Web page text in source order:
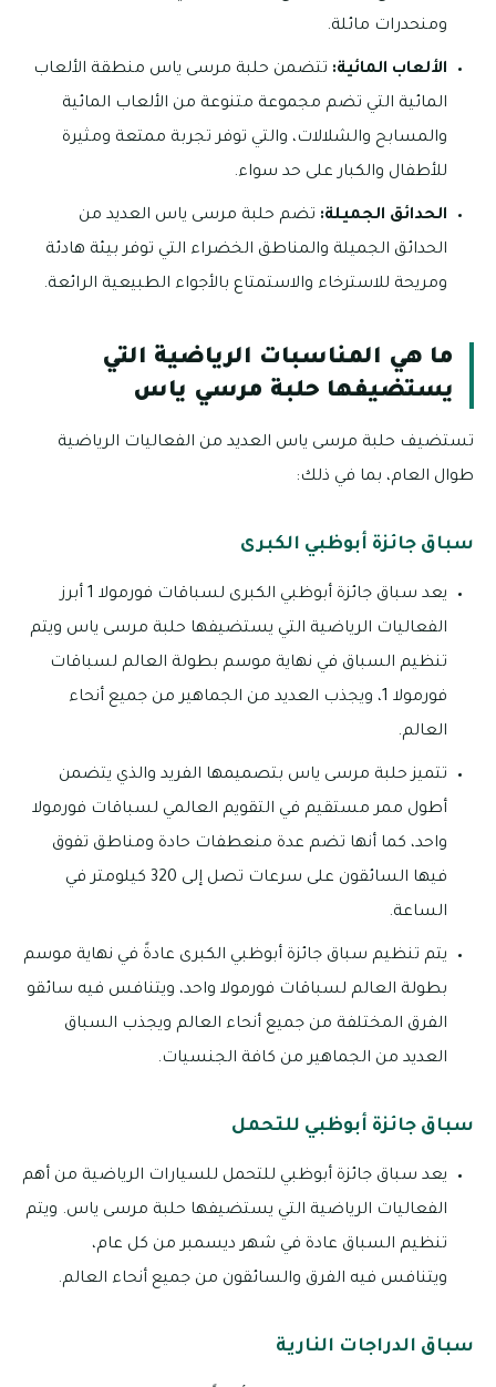
ومنحدرات مائلة.
الألعاب المائية: تتضمن حلبة مرسى ياس منطقة الألعاب
المائية التي تضم مجموعة متنوعة من الألعاب المائية
والمسابح والشلالات، والتي توفر تجربة ممتعة ومثيرة
للأطفال والكبار على حد سواء.
الحدائق الجميلة: تضم حلبة مرسى ياس العديد من
الحدائق الجميلة والمناطق الخضراء التي توفر بيئة هادئة
ومريحة للاسترخاء والاستمتاع بالأجواء الطبيعية الرائعة.
ما هي المناسبات الرياضية التي
يستضيفها حلبة مرسي ياس
تستضيف حلبة مرسى ياس العديد من الفعاليات الرياضية
طوال العام، بما في ذلك:
سباق جائزة أبوظبي الكبرى
يعد سباق جائزة أبوظبي الكبرى لسباقات فورمولا 1 أبرز
الفعاليات الرياضية التي يستضيفها حلبة مرسى ياس ويتم
تنظيم السباق في نهاية موسم بطولة العالم لسباقات
فورمولا 1، ويجذب العديد من الجماهير من جميع أنحاء
العالم.
تتميز حلبة مرسى ياس بتصميمها الفريد والذي يتضمن
أطول ممر مستقيم في التقويم العالمي لسباقات فورمولا
واحد، كما أنها تضم عدة منعطفات حادة ومناطق تفوق
فيها السائقون على سرعات تصل إلى 320 كيلومتر في
الساعة.
يتم تنظيم سباق جائزة أبوظبي الكبرى عادةً في نهاية موسم
بطولة العالم لسباقات فورمولا واحد، ويتنافس فيه سائقو
الفرق المختلفة من جميع أنحاء العالم ويجذب السباق
العديد من الجماهير من كافة الجنسيات.
سباق جائزة أبوظبي للتحمل
يعد سباق جائزة أبوظبي للتحمل للسيارات الرياضية من أهم
الفعاليات الرياضية التي يستضيفها حلبة مرسى ياس. ويتم
تنظيم السباق عادة في شهر ديسمبر من كل عام،
ويتنافس فيه الفرق والسائقون من جميع أنحاء العالم.
سباق الدراجات النارية